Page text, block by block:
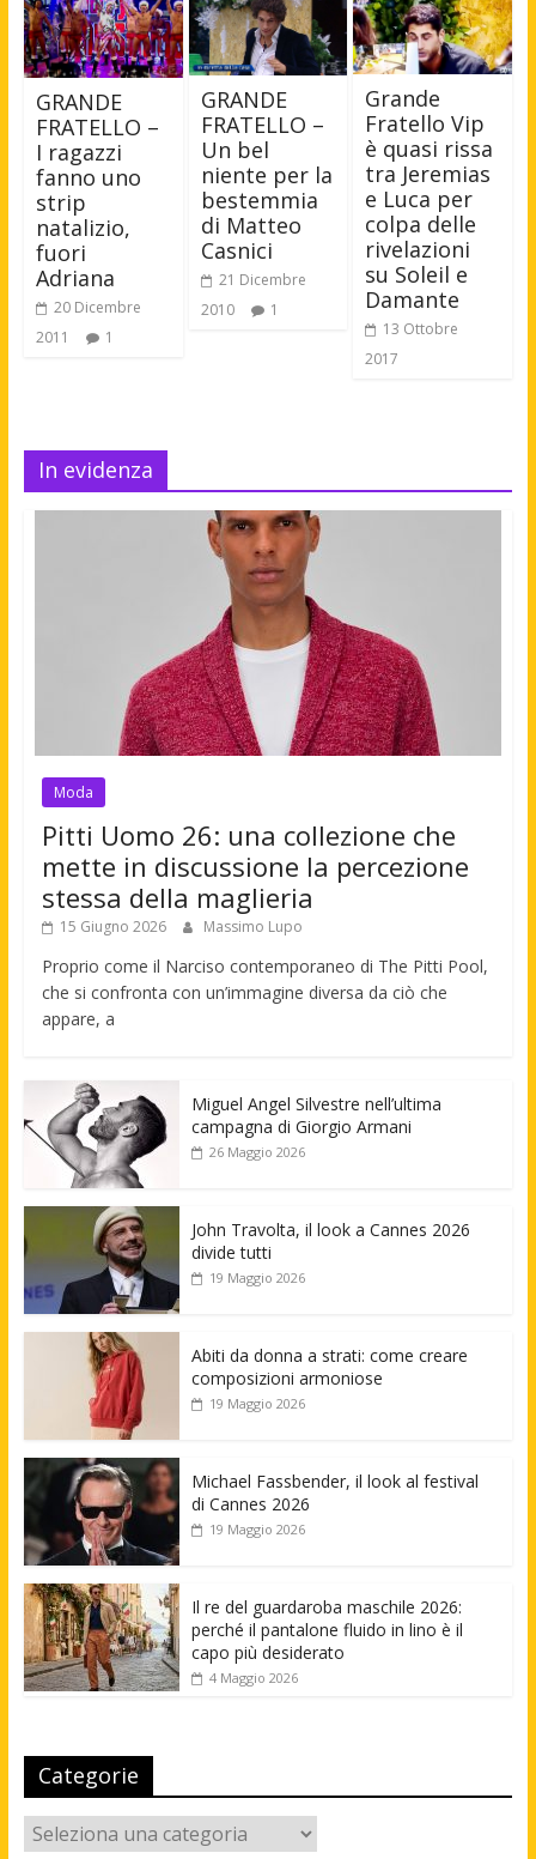
GRANDE
FRATELLO –
I ragazzi
fanno uno
strip
natalizio,
fuori
Adriana
20 Dicembre
2011
1
GRANDE
FRATELLO –
Un bel
niente per la
bestemmia
di Matteo
Casnici
21 Dicembre
2010
1
Grande
Fratello Vip
è quasi rissa
tra Jeremias
e Luca per
colpa delle
rivelazioni
su Soleil e
Damante
13 Ottobre
2017
In evidenza
Moda
Pitti Uomo 26: una collezione che
mette in discussione la percezione
stessa della maglieria
15 Giugno 2026 Massimo Lupo
Proprio come il Narciso contemporaneo di The Pitti Pool,
che si confronta con un’immagine diversa da ciò che
appare, a
Miguel Angel Silvestre nell’ultima
campagna di Giorgio Armani
26 Maggio 2026
John Travolta, il look a Cannes 2026
divide tutti
19 Maggio 2026
Abiti da donna a strati: come creare
composizioni armoniose
19 Maggio 2026
Michael Fassbender, il look al festival
di Cannes 2026
19 Maggio 2026
Il re del guardaroba maschile 2026:
perché il pantalone fluido in lino è il
capo più desiderato
4 Maggio 2026
Categorie
Categorie